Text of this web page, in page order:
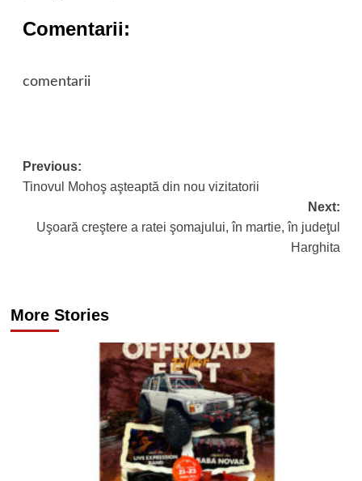
Comentarii:
comentarii
Post
navigation
Previous:
Tinovul Mohoş aşteaptă din nou vizitatorii
Next:
Uşoară creştere a ratei şomajului, în martie, în judeţul
Harghita
More Stories